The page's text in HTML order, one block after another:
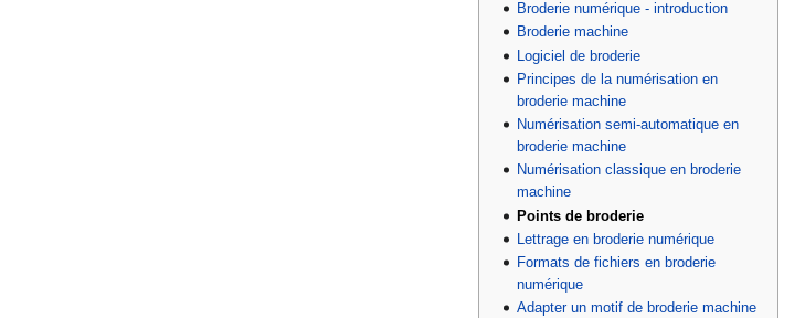
Broderie numérique - introduction
Broderie machine
Logiciel de broderie
Principes de la numérisation en
broderie machine
Numérisation semi-automatique en
broderie machine
Numérisation classique en broderie
machine
Points de broderie
Lettrage en broderie numérique
Formats de fichiers en broderie
numérique
Adapter un motif de broderie machine